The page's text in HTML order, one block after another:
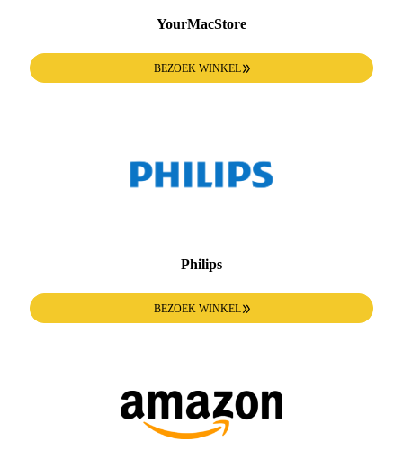
YourMacStore
BEZOEK WINKEL
Philips
BEZOEK WINKEL